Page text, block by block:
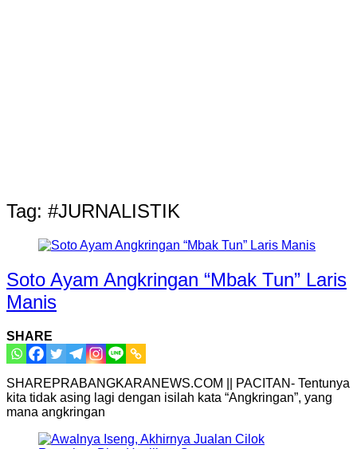
Tag: #JURNALISTIK
Soto Ayam Angkringan “Mbak Tun” Laris
Manis
SHARE
SHAREPRABANGKARANEWS.COM || PACITAN- Tentunya
kita tidak asing lagi dengan isilah kata “Angkringan”, yang
mana angkringan